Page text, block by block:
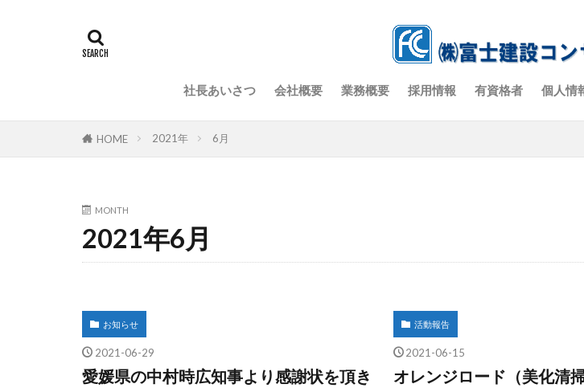
社長あいさつ 会社概要 業務概要 採用情報 有資格者 個人情
HOME 2021年 6月
MONTH
2021年6月
お知らせ
2021-06-29
愛媛県の中村時広知事より感謝状を頂き
活動報告
2021-06-15
オレンジロード（美化清